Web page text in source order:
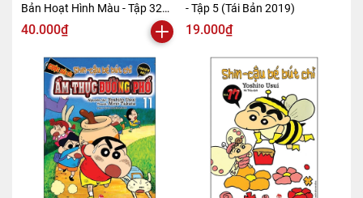
Bản Hoạt Hình Màu - Tập 32
(Tái Bản 2019)
40.000₫
- Tập 5 (Tái Bản 2019)
19.000₫